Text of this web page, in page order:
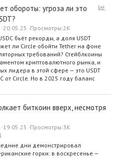
обороты: угроза ли это
20.05.25 Просмотры 2K
бьёт рекорды, а доля USDT
ли Circle обойти Tether на фоне
требований? Стейблкоины
криптовалютного рынка, и
лидера в этой сфере — это USDT
от Circle. Но в 2025 году баланс
биткоин вверх, несмотря
19.05.25 Просмотры 3K
дни демонстрировал
горки: в воскресенье —